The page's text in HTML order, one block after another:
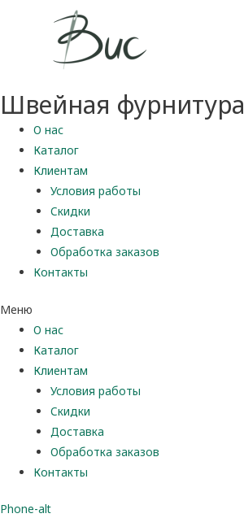
Швейная фурнитура
О нас
Каталог
Клиентам
Условия работы
Скидки
Доставка
Обработка заказов
Контакты
Меню
О нас
Каталог
Клиентам
Условия работы
Скидки
Доставка
Обработка заказов
Контакты
Phone-alt